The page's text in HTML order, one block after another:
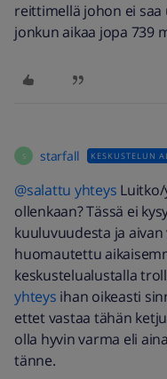
reittimellä johon ei
jonkun aikaa jopa 739
S starfall KESKUSTELUN
@salattu yhteys
ollenkaan? Tässä ei
kuuluvuudesta ja
huomautettu
keskustelualustalla
yhteys ihan oikeasti
ettet vastaa tähän
olla hyvin varma eli
tänne.